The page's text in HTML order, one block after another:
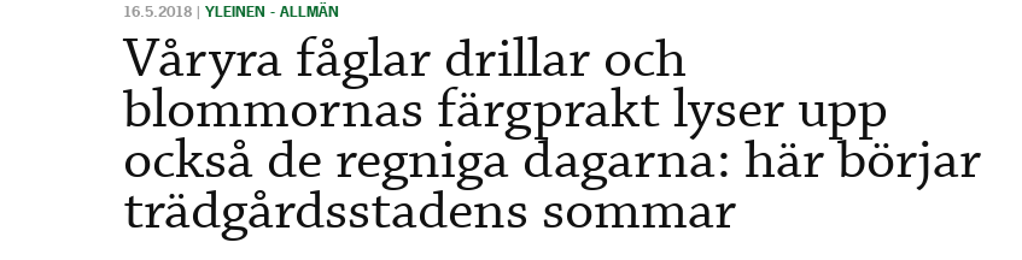
16.5.2018 | YLEINEN - ALLMÄN
Våryra fåglar drillar och
blommornas färgprakt lyser upp
också de regniga dagarna: här börjar
trädgårdsstadens sommar